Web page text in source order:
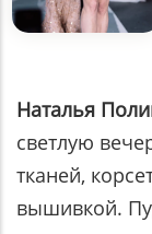
Наталья
светлую
тканей,
вышивкой.